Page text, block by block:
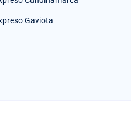
Gaviota